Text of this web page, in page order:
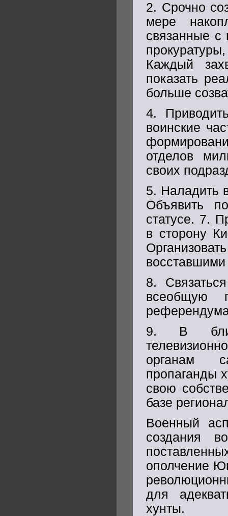
2. Срочно
мере
связанные
Каждый
показать
больше
4.
воинские
отделов
своих
5. Наладить
Объявить
статусе. 7.
в сторону
8.
всеобщую
9. В
органам
пропаганды
свою
базе
Военный
создания
ополчение
для
хунты.